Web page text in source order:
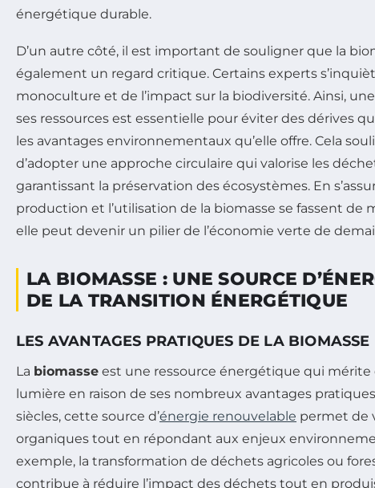
énergétique durable.
D’un autre côté, il est important de souligner que la
également un regard critique. Certains experts
monoculture et de l’impact sur la biodiversité. Ainsi,
ses ressources est essentielle pour éviter des dérives
les avantages environnementaux qu’elle offre. Cela
d’adopter une approche circulaire qui valorise les
garantissant la préservation des écosystèmes. En
production et l’utilisation de la biomasse se fassent de
elle peut devenir un pilier de l’économie verte de
LA BIOMASSE : UNE SOURCE
DE LA TRANSITION ÉNERGÉTIQUE
LES AVANTAGES PRATIQUES DE LA BIOMASSE
La biomasse est une ressource énergétique qui mérite
lumière en raison de ses nombreux avantages
siècles, cette source d’énergie renouvelable permet de
organiques tout en répondant aux enjeux
exemple, la transformation de déchets agricoles ou
contribue à réduire l’impact des déchets tout en